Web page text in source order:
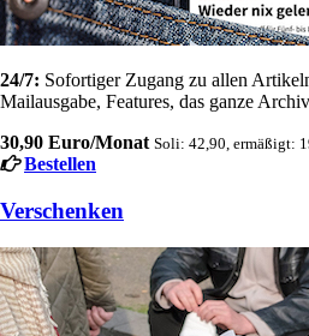
24/7: Sofortiger Zugang zu allen
Mailausgabe, Features, das ganze
30,90 Euro/Monat Soli: 42,90, ermäßigt:
Bestellen
Verschenken